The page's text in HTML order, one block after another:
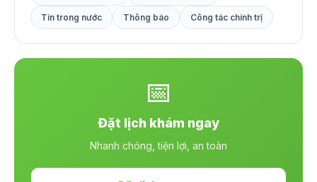
Tin trong nước Thông báo Công tác chính trị
📅
Đặt lịch khám ngay
Nhanh chóng, tiện lợi, an toàn